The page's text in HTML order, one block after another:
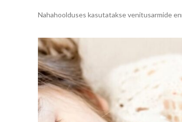
Nahahoolduses kasutatakse venitusarmide